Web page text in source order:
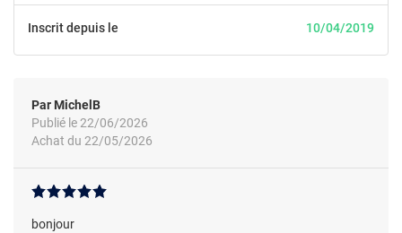
Inscrit depuis le 10/04/2019
Par MichelB
Publié le 22/06/2026
Achat du 22/05/2026
bonjour